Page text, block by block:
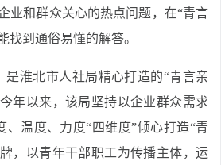
和群众关心的热点问题，在“青言
找到通俗易懂的解答。
是淮北市人社局精心打造的“青言亲
年以来，该局坚持以企业群众需求
、温度、力度“四维度”倾心打造“青
，以青年干部职工为传播主体，运